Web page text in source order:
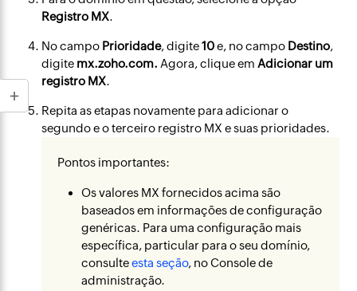
Registro MX.
No campo Prioridade, digite10e, no campo Destino,
digite mx.zoho.com. Agora, clique emAdicionar um
registro MX.
Repita as etapas novamente para adicionar o
segundo e o terceiro registro MX e suas prioridades.
Pontos importantes:
Os valores MX fornecidos acima são
baseados em informações de configuração
genéricas. Para uma configuração mais
específica, particular para o seu domínio,
consulteesta seção, no Console de
administração.